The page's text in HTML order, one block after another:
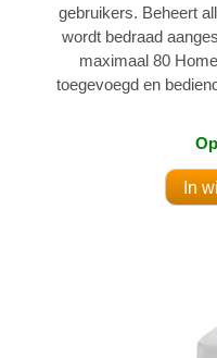
gebruikers. Beheert
wordt bedraad
maximaal 80
toegevoegd en